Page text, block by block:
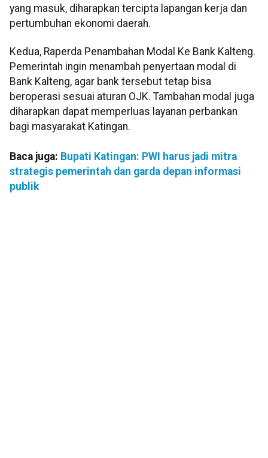
yang masuk, diharapkan tercipta lapangan kerja dan
pertumbuhan ekonomi daerah.
Kedua, Raperda Penambahan Modal Ke Bank Kalteng.
Pemerintah ingin menambah penyertaan modal di
Bank Kalteng, agar bank tersebut tetap bisa
beroperasi sesuai aturan OJK. Tambahan modal juga
diharapkan dapat memperluas layanan perbankan
bagi masyarakat Katingan.
Baca juga: Bupati Katingan: PWI harus jadi mitra
strategis pemerintah dan garda depan informasi
publik